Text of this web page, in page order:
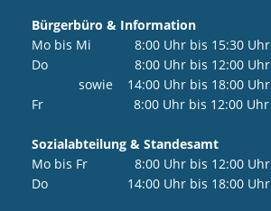
Bürgerbüro & Information
Mo bis Mi 8:00 Uhr bis 15:30 Uhr
Do 8:00 Uhr bis 12:00 Uhr
sowie 14:00 Uhr bis 18:00 Uhr
Fr 8:00 Uhr bis 12:00 Uhr
Sozialabteilung & Standesamt
Mo bis Fr 8:00 Uhr bis 12:00 Uhr
Do 14:00 Uhr bis 18:00 Uhr